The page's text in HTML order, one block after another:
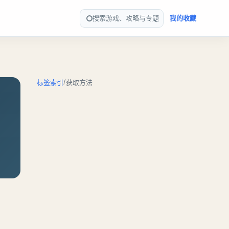
搜索游戏、攻略与专题 我的收藏
标签索引/获取方法